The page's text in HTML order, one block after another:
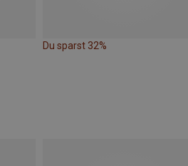
Du sparst 32%